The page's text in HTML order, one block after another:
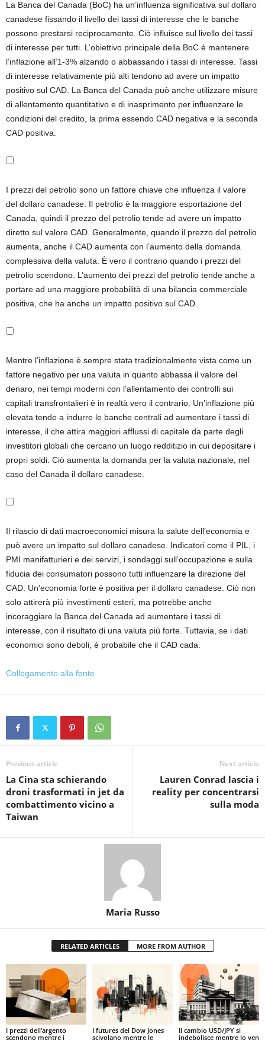
La Banca del Canada (BoC) ha un’influenza significativa sul dollaro
canadese fissando il livello dei tassi di interesse che le banche
possono prestarsi reciprocamente. Ciò influisce sul livello dei tassi
di interesse per tutti. L’obiettivo principale della BoC è mantenere
l’inflazione all’1-3% alzando o abbassando i tassi di interesse. Tassi
di interesse relativamente più alti tendono ad avere un impatto
positivo sul CAD. La Banca del Canada può anche utilizzare misure
di allentamento quantitativo e di inasprimento per influenzare le
condizioni del credito, la prima essendo CAD negativa e la seconda
CAD positiva.
I prezzi del petrolio sono un fattore chiave che influenza il valore
del dollaro canadese. Il petrolio è la maggiore esportazione del
Canada, quindi il prezzo del petrolio tende ad avere un impatto
diretto sul valore CAD. Generalmente, quando il prezzo del petrolio
aumenta, anche il CAD aumenta con l’aumento della domanda
complessiva della valuta. È vero il contrario quando i prezzi del
petrolio scendono. L’aumento dei prezzi del petrolio tende anche a
portare ad una maggiore probabilità di una bilancia commerciale
positiva, che ha anche un impatto positivo sul CAD.
Mentre l’inflazione è sempre stata tradizionalmente vista come un
fattore negativo per una valuta in quanto abbassa il valore del
denaro, nei tempi moderni con l’allentamento dei controlli sui
capitali transfrontalieri è in realtà vero il contrario. Un’inflazione più
elevata tende a indurre le banche centrali ad aumentare i tassi di
interesse, il che attira maggiori afflussi di capitale da parte degli
investitori globali che cercano un luogo redditizio in cui depositare i
propri soldi. Ciò aumenta la domanda per la valuta nazionale, nel
caso del Canada il dollaro canadese.
Il rilascio di dati macroeconomici misura la salute dell’economia e
può avere un impatto sul dollaro canadese. Indicatori come il PIL, i
PMI manifatturieri e dei servizi, i sondaggi sull’occupazione e sulla
fiducia dei consumatori possono tutti influenzare la direzione del
CAD. Un’economia forte è positiva per il dollaro canadese. Ciò non
solo attirerà più investimenti esteri, ma potrebbe anche
incoraggiare la Banca del Canada ad aumentare i tassi di
interesse, con il risultato di una valuta più forte. Tuttavia, se i dati
economici sono deboli, è probabile che il CAD cada.
Collegamento alla fonte
Previous article
La Cina sta schierando
droni trasformati in jet da
combattimento vicino a
Taiwan
Next article
Lauren Conrad lascia i
reality per concentrarsi
sulla moda
Maria Russo
RELATED ARTICLES MORE FROM AUTHOR
I prezzi dell’argento
scendono mentre i
I futures del Dow Jones
scivolano mentre le
Il cambio USD/JPY si
indebolisce mentre lo yen